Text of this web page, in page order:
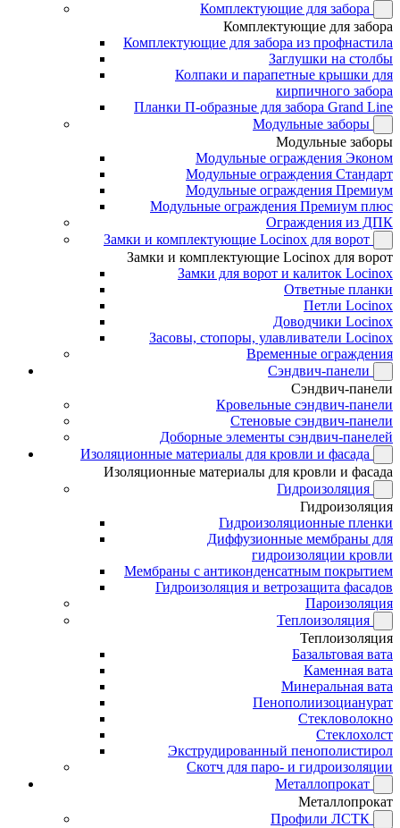
Комплектующие для забора
Комплектующие для забора
Комплектующие для забора из профнастила
Заглушки на столбы
Колпаки и парапетные крышки для
кирпичного забора
Планки П-образные для забора Grand Line
Модульные заборы
Модульные заборы
Модульные ограждения Эконом
Модульные ограждения Стандарт
Модульные ограждения Премиум
Модульные ограждения Премиум плюс
Ограждения из ДПК
Замки и комплектующие Locinox для ворот
Замки и комплектующие Locinox для ворот
Замки для ворот и калиток Locinox
Ответные планки
Петли Locinox
Доводчики Locinox
Засовы, стопоры, улавливатели Locinox
Временные ограждения
Сэндвич-панели
Сэндвич-панели
Кровельные сэндвич-панели
Стеновые сэндвич-панели
Доборные элементы сэндвич-панелей
Изоляционные материалы для кровли и фасада
Изоляционные материалы для кровли и фасада
Гидроизоляция
Гидроизоляция
Гидроизоляционные пленки
Диффузионные мембраны для
гидроизоляции кровли
Мембраны с антиконденсатным покрытием
Гидроизоляция и ветрозащита фасадов
Пароизоляция
Теплоизоляция
Теплоизоляция
Базальтовая вата
Каменная вата
Минеральная вата
Пенополиизоцианурат
Стекловолокно
Стеклохолст
Экструдированный пенополистирол
Скотч для паро- и гидроизоляции
Металлопрокат
Металлопрокат
Профили ЛСТК